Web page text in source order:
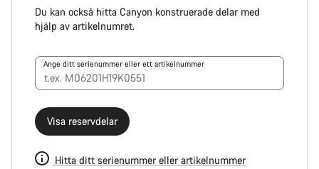
Du kan också hitta Canyon konstruerade delar med
hjälp av artikelnumret.
Ange ditt serienummer eller ett artikelnummer
Visa reservdelar
Hitta ditt serienummer eller artikelnummer